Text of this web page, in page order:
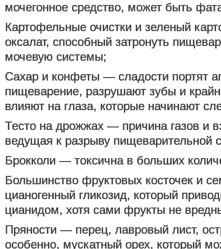
мочегонное средство, может быть
Картофельные очистки и зеленый
оксалат, способный затронуть
мочевую системы;
Сахар и конфеты — сладости портят
пищеварение, разрушают зубы и
влияют на глаза, которые начинают
Тесто на дрожжах — причина газов и
ведущая к разрыву пищеварительной
Брокколи — токсична в больших
Большинство фруктовых косточек и
цианогенный гликозид, который
цианидом, хотя сами фрукты не
Пряности — перец, лавровый лист,
особенно, мускатный орех, который